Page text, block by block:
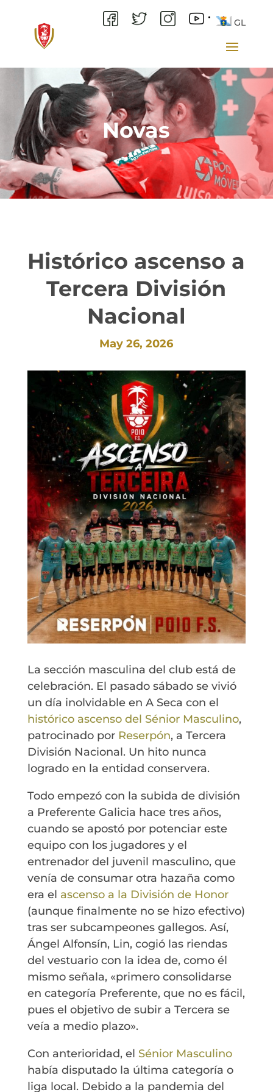
GL
Novas
Histórico ascenso a
Tercera División
Nacional
May 26, 2026
La sección masculina del club está de
celebración. El pasado sábado se vivió
un día inolvidable en A Seca con el
histórico ascenso del Sénior Masculino,
patrocinado por Reserpón, a Tercera
División Nacional. Un hito nunca
logrado en la entidad conservera.
Todo empezó con la subida de división
a Preferente Galicia hace tres años,
cuando se apostó por potenciar este
equipo con los jugadores y el
entrenador del juvenil masculino, que
venía de consumar otra hazaña como
era el ascenso a la División de Honor
(aunque finalmente no se hizo efectivo)
tras ser subcampeones gallegos. Así,
Ángel Alfonsín, Lin, cogió las riendas
del vestuario con la idea de, como él
mismo señala, «primero consolidarse
en categoría Preferente, que no es fácil,
pues el objetivo de subir a Tercera se
veía a medio plazo».
Con anterioridad, el Sénior Masculino
había disputado la última categoría o
liga local. Debido a la pandemia del